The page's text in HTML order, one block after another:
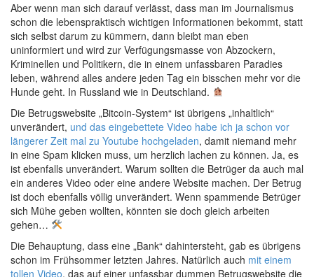
Aber wenn man sich darauf verlässt, dass man im Journalismus
schon die lebenspraktisch wichtigen Informationen bekommt, statt
sich selbst darum zu kümmern, dann bleibt man eben
uninformiert und wird zur Verfügungsmasse von Abzockern,
Kriminellen und Politikern, die in einem unfassbaren Paradies
leben, während alles andere jeden Tag ein bisschen mehr vor die
Hunde geht. In Russland wie in Deutschland.
Die Betrugswebsite „Bitcoin-System“ ist übrigens „inhaltlich“
unverändert, und das eingebettete Video habe ich ja schon vor
längerer Zeit mal zu Youtube hochgeladen, damit niemand mehr
in eine Spam klicken muss, um herzlich lachen zu können. Ja, es
ist ebenfalls unverändert. Warum sollten die Betrüger da auch mal
ein anderes Video oder eine andere Website machen. Der Betrug
ist doch ebenfalls völlig unverändert. Wenn spammende Betrüger
sich Mühe geben wollten, könnten sie doch gleich arbeiten
gehen…
Die Behauptung, dass eine „Bank“ dahintersteht, gab es übrigens
schon im Frühsommer letzten Jahres. Natürlich auch mit einem
tollen Video, das auf einer unfassbar dummen Betrugswebsite die